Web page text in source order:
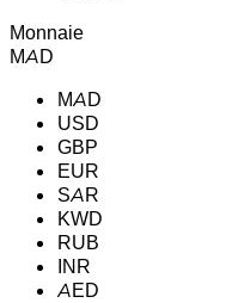
Monnaie
MAD
MAD
USD
GBP
EUR
SAR
KWD
RUB
INR
AED